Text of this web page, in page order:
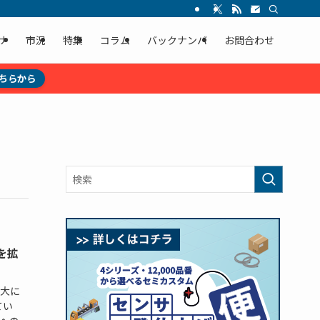
市況 特集 コラム バックナンバ お問合わせ
らから
拡
に